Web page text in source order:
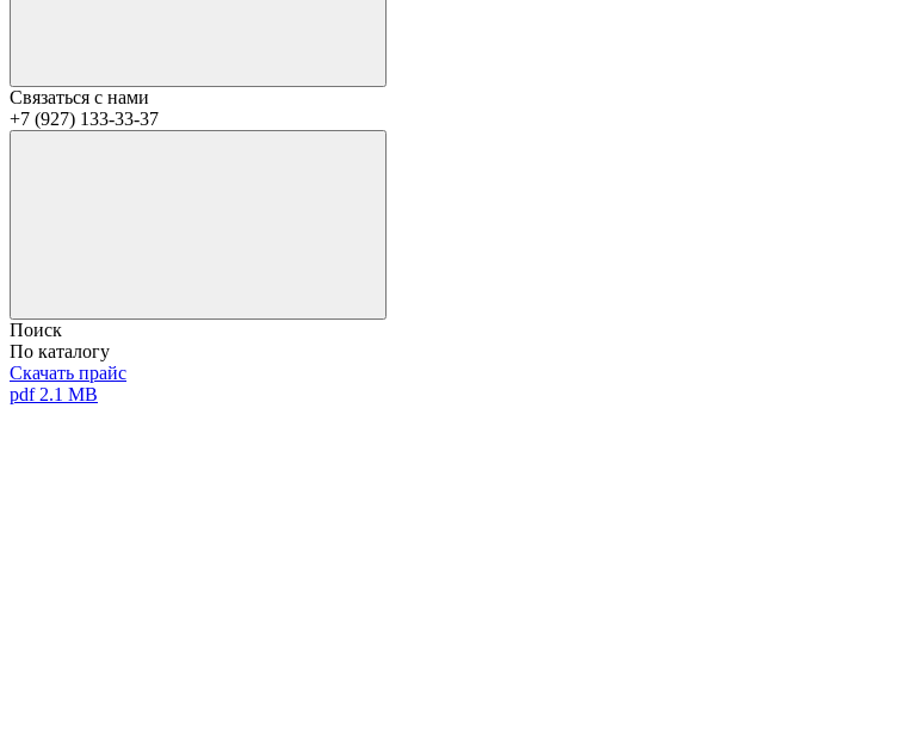
Связаться с нами
+7 (927) 133-33-37
Поиск
По каталогу
Скачать прайс
pdf 2.1 MB